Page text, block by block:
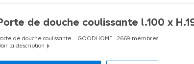
de douche coulissante l.100 x
de douche coulissante GOODHOME - 2669 membres
la description